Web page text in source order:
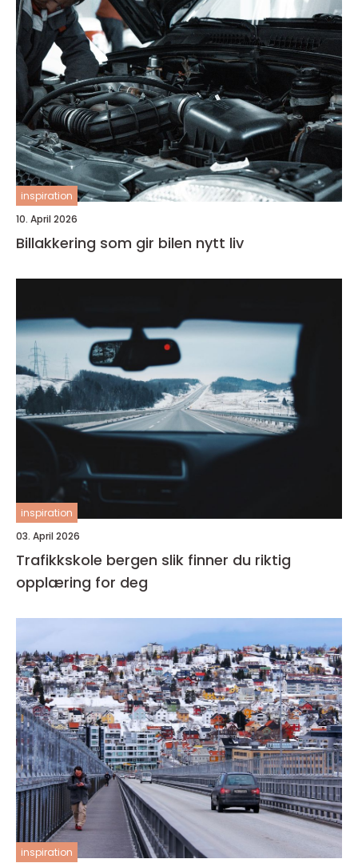
inspiration
10. April 2026
Billakkering som gir bilen nytt liv
inspiration
03. April 2026
Trafikkskole bergen slik finner du riktig
opplæring for deg
inspiration